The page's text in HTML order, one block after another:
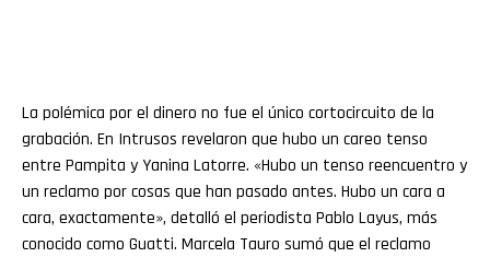
La polémica por el dinero no fue el único cortocircuito de la
grabación. En Intrusos revelaron que hubo un careo tenso
entre Pampita y Yanina Latorre. «Hubo un tenso reencuentro y
un reclamo por cosas que han pasado antes. Hubo un cara a
cara, exactamente», detalló el periodista Pablo Layus, más
conocido como Guatti. Marcela Tauro sumó que el reclamo